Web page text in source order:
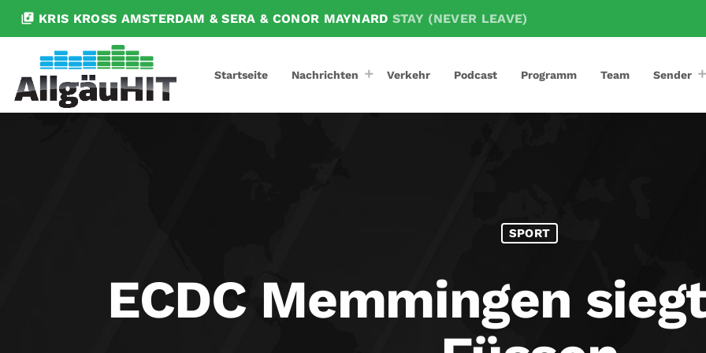
library_music KRIS KROSS AMSTERDAM & SERA & CONOR MAYNARD STAY (NEVER LEAVE)
Startseite Nachrichten Verkehr Podcast Programm Team Sender
SPORT
ECDC Memmingen